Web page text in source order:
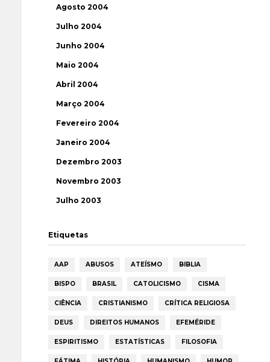
Agosto 2004
Julho 2004
Junho 2004
Maio 2004
Abril 2004
Março 2004
Fevereiro 2004
Janeiro 2004
Dezembro 2003
Novembro 2003
Julho 2003
Etiquetas
AAP ABUSOS ATEÍSMO BIBLIA
BISPO BRASIL CATOLICISMO CISMA
CIÊNCIA CRISTIANISMO CRÍTICA RELIGIOSA
DEUS DIREITOS HUMANOS EFEMÉRIDE
ESPIRITISMO ESTATÍSTICAS FILOSOFIA